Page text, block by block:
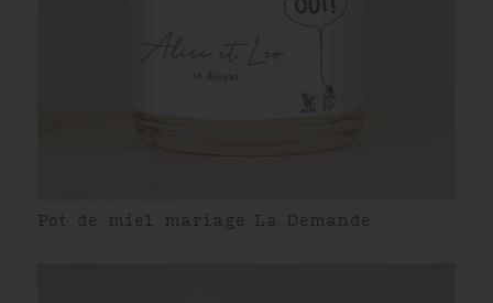
Pot de miel mariage La Demande